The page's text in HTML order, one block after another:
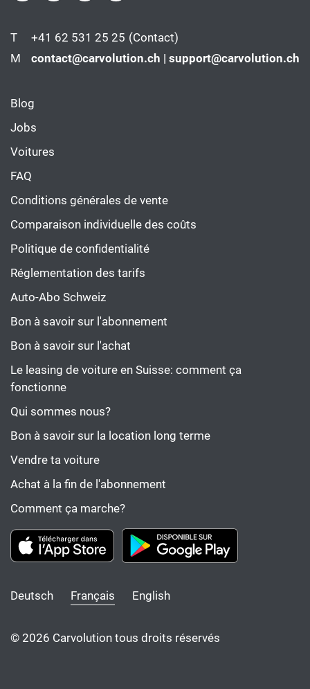
T +41 62 531 25 25 (Contact)
M
contact@carvolution.ch | support@carvolution.ch
Blog
Jobs
Voitures
FAQ
Conditions générales de vente
Comparaison individuelle des coûts
Politique de confidentialité
Réglementation des tarifs
Auto-Abo Schweiz
Bon à savoir sur l'abonnement
Bon à savoir sur l'achat
Le leasing de voiture en Suisse: comment ça
fonctionne
Qui sommes nous?
Bon à savoir sur la location long terme
Vendre ta voiture
Achat à la fin de l'abonnement
Comment ça marche?
Deutsch Français English
© 2026 Carvolution tous droits réservés